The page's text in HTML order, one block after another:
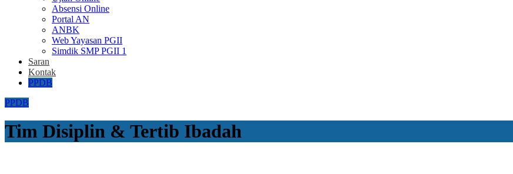
Absensi Online
Portal AN
ANBK
Web Yayasan PGII
Simdik SMP PGII 1
Saran
Kontak
PPDB
PPDB
Tim Disiplin & Tertib Ibadah